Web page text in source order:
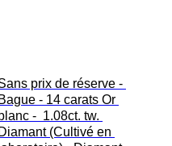
prix de réserve -
Bague - 14 carats Or
blanc -  1.08ct. tw.
Diamant (Cultivé en